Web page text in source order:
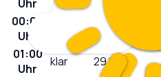
Uhr
00:00
Uhr
30 °C
01:00
Uhr
klar 29°C